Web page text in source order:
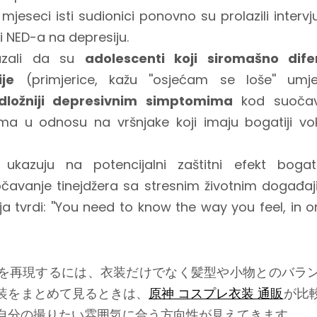
isti sudionici ponovno su prolazili
a na depresiju.
da su adolescenti koji siromašno
(primjerice, kažu ''osjećam se loše''
depresivnim simptomima kod
u odnosu na vršnjake koji imaju bogatiji
ukazuju na potencijalni zaštitni efekt
tinejdžera sa stresnim životnim
tvrdi: ''You need to know the way you feel, in
再現するには、衣装だけでなく髪型や小物とのバラ
まとめて見るときは、 原神 コスプレ衣装 通販が比